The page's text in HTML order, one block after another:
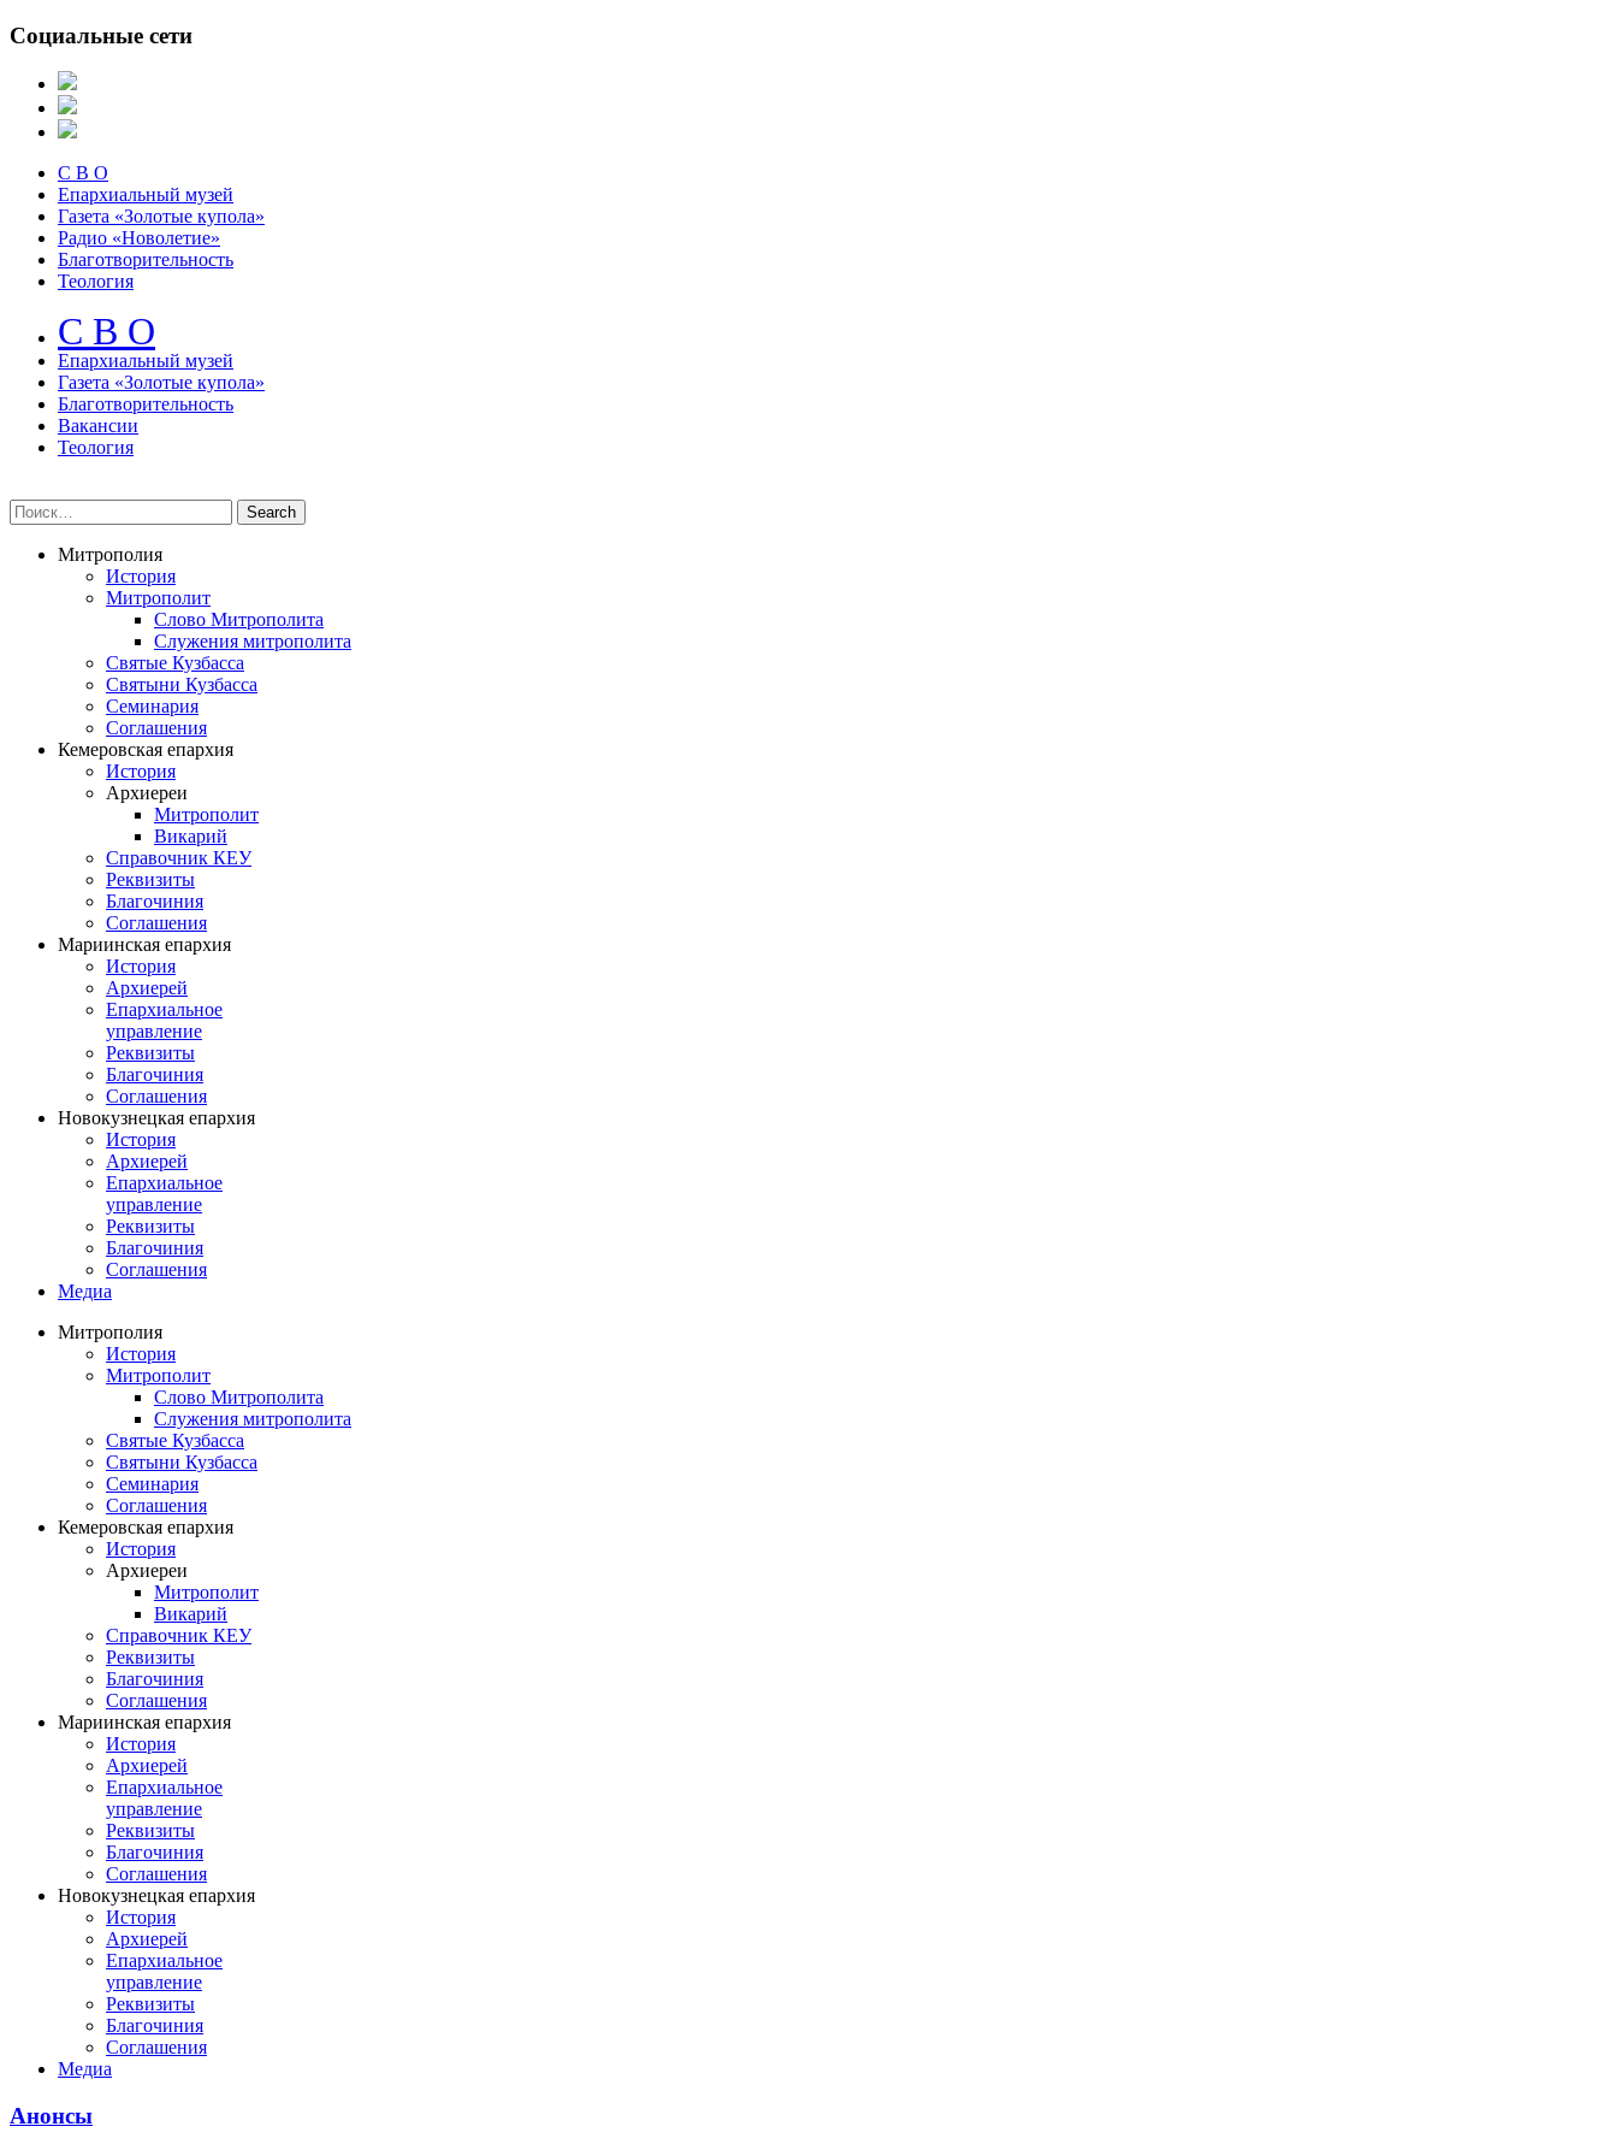
Социальные сети
С В О
Епархиальный музей
Газета «Золотые купола»
Радио «Новолетие»
Благотворительность
Теология
С В О
Епархиальный музeй
Газета «Золотые купола»
Благотворительность
Вакансии
Теология
Митрополия
История
Митрополит
Слово Митрополита
Служения митрополита
Святые Кузбасса
Святыни Кузбасса
Семинария
Соглашения
Кемеровская епархия
История
Архиереи
Митрополит
Викарий
Справочник КЕУ
Реквизиты
Благочиния
Соглашения
Мариинская епархия
История
Архиерей
Епархиальное
управление
Реквизиты
Благочиния
Соглашения
Новокузнецкая епархия
История
Архиерей
Епархиальное
управление
Реквизиты
Благочиния
Соглашения
Медиа
Митрополия
История
Митрополит
Слово Митрополита
Служения митрополита
Святые Кузбасса
Святыни Кузбасса
Семинария
Соглашения
Кемеровская епархия
История
Архиереи
Митрополит
Викарий
Справочник КЕУ
Реквизиты
Благочиния
Соглашения
Мариинская епархия
История
Архиерей
Епархиальное
управление
Реквизиты
Благочиния
Соглашения
Новокузнецкая епархия
История
Архиерей
Епархиальное
управление
Реквизиты
Благочиния
Соглашения
Медиа
Анонсы